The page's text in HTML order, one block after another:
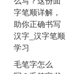
字笔顺详解，
助你正确书写
汉字_汉字笔顺
学习
毛笔字怎么